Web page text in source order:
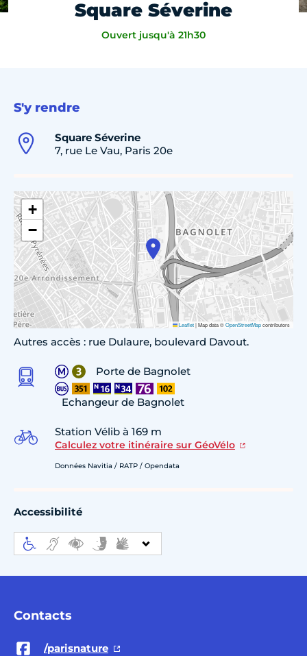
Square Séverine
Ouvert jusqu'à 21h30
S'y rendre
Square Séverine
7, rue Le Vau, Paris 20e
+
−
Leaflet|Map data ©OpenStreetMapcontributors
Autres accès : rue Dulaure, boulevard Davout.
Porte de Bagnolet
Echangeur de Bagnolet
Station Vélib à 169 m
Calculez votre itinéraire sur GéoVélo
Données Navitia / RATP / Opendata
Accessibilité
Contacts
/parisnature